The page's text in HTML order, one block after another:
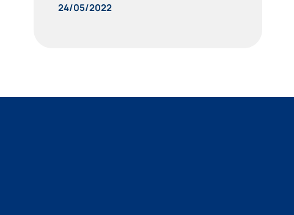
24/05/2022